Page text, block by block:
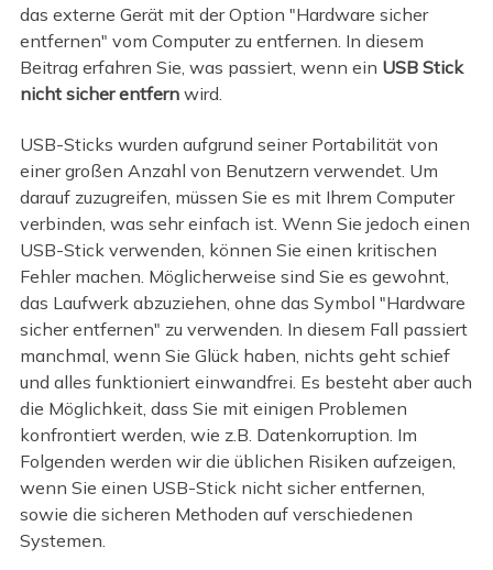
das externe Gerät mit der Option "Hardware sicher
entfernen" vom Computer zu entfernen. In diesem
Beitrag erfahren Sie, was passiert, wenn ein USB Stick
nicht sicher entfernwird.
USB-Sticks wurden aufgrund seiner Portabilität von
einer großen Anzahl von Benutzern verwendet. Um
darauf zuzugreifen, müssen Sie es mit Ihrem Computer
verbinden, was sehr einfach ist. Wenn Sie jedoch einen
USB-Stick verwenden, können Sie einen kritischen
Fehler machen. Möglicherweise sind Sie es gewohnt,
das Laufwerk abzuziehen, ohne das Symbol "Hardware
sicher entfernen" zu verwenden. In diesem Fall passiert
manchmal, wenn Sie Glück haben, nichts geht schief
und alles funktioniert einwandfrei. Es besteht aber auch
die Möglichkeit, dass Sie mit einigen Problemen
konfrontiert werden, wie z.B. Datenkorruption. Im
Folgenden werden wir die üblichen Risiken aufzeigen,
wenn Sie einen USB-Stick nicht sicher entfernen,
sowie die sicheren Methoden auf verschiedenen
Systemen.